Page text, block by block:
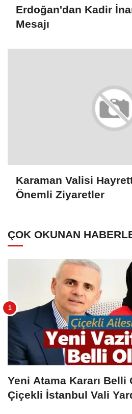
Erdoğan'dan Kadir
Mesajı
Karaman Valisi
Önemli Ziyaretler
ÇOK OKUNAN
Yeni Atama Kararı Belli
Çiçekli İstanbul Vali